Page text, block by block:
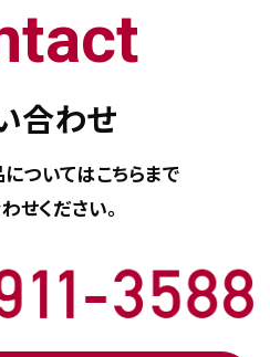
合わせ
についてはこちらまで
せください。